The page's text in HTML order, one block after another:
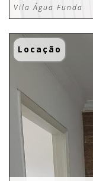
Vila Água Funda
Locação